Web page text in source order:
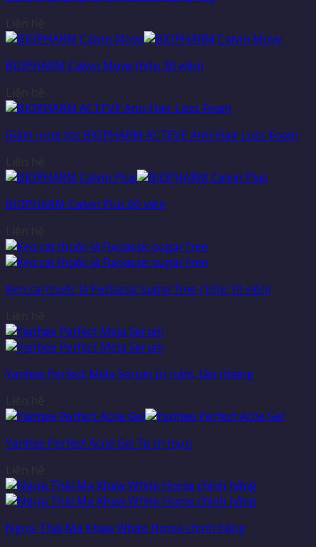
BIOPHARM Calvin Move (hộp 30 viên)
Giảm rụng tóc BIOPHARM ACTEVE Anti-Hair Loss Foam
BIOPHARM Calvin Plus 60 viên
Kẹo cai thuốc lá Fixclassic sugar free ( hộp 10 viên)
Yanhee Perfect Mela Serum trị nám, tàn nhang
Yanhee Perfect Acne Gel 7g trị mụn
Ngựa Thái Ma Khaw White Horse chính hãng